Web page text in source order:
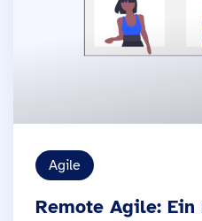
Agile
Remote Agile: